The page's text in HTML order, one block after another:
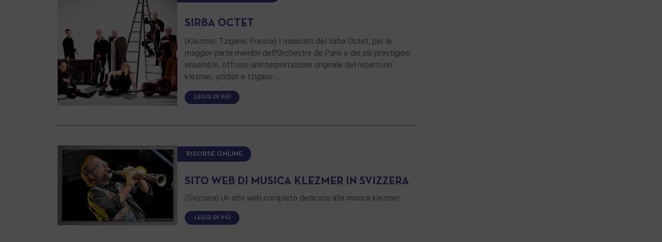
SIRBA OCTET
(Klezmer, Tzigane, Francia) I musicisti del Sirba Octet, per la
maggior parte membri dell'Orchestre de Paris o dei più prestigiosi
ensemble, offrono un'interpretazione originale del repertorio
klezmer, yiddish e tzigano …
LEGGI DI PIÙ
RISORSE ONLINE
SITO WEB DI MUSICA KLEZMER IN SVIZZERA
(Svizzera) Un sito web completo dedicato alla musica klezmer …
LEGGI DI PIÙ